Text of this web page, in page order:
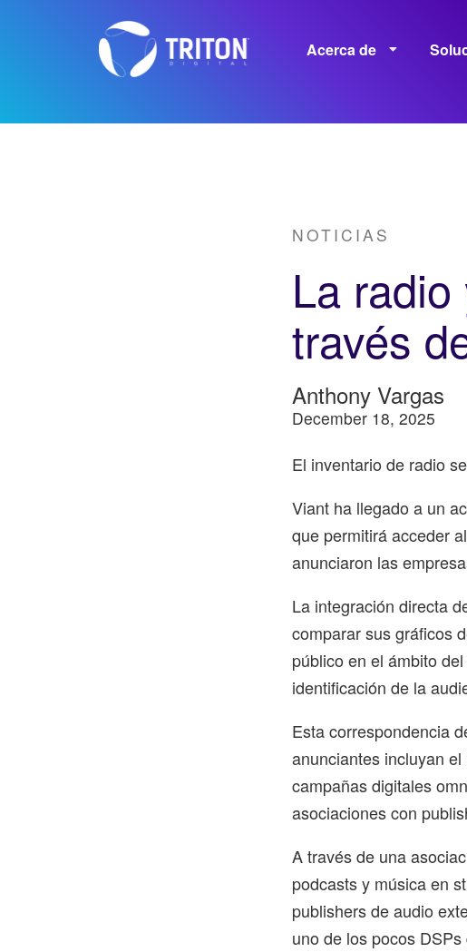
Acerca de
NOTICIAS
La
través
Anthony Vargas
December 18, 2025
El inventario de radio
Viant ha llegado a un
que permitirá acceder
anunciaron las
La integración directa
comparar sus gráficos
público en el ámbito
identificación de la
Esta correspondencia
anunciantes incluyan
campañas digitales
asociaciones con
A través de una
podcasts y música en
publishers de audio
uno de los pocos